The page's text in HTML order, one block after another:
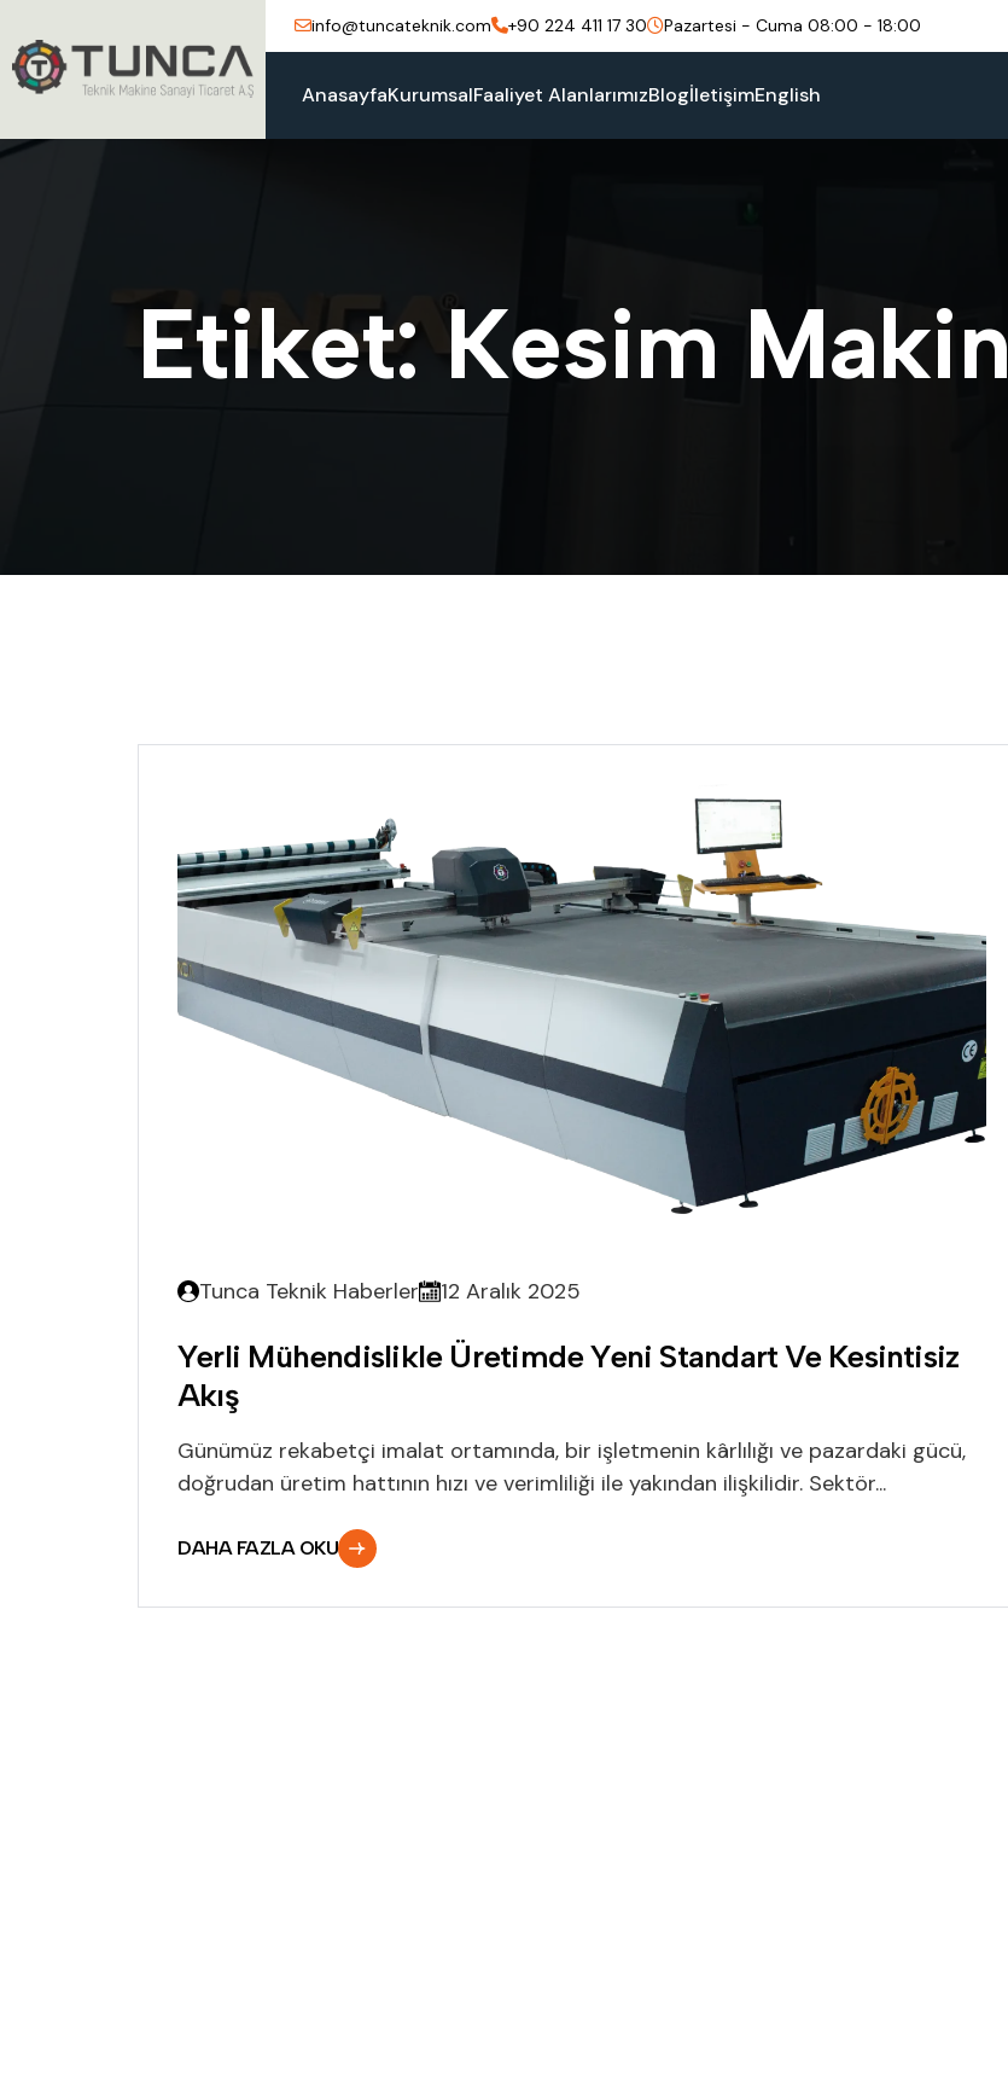
info@tuncateknik.com +90 224 411 17 30 Pazartesi - Cuma 08:00 - 18:00
AnasayfaKurumsalFaaliyet AlanlarımızBlogİletişimEnglish
Etiket: Kesim Makin
Tunca Teknik Haberler 12 Aralık 2025
Yerli Mühendislikle Üretimde Yeni Standart Ve Kesintisiz
Akış
Günümüz rekabetçi imalat ortamında, bir işletmenin kârlılığı ve pazardaki gücü,
doğrudan üretim hattının hızı ve verimliliği ile yakından ilişkilidir. Sektör...
DAHA FAZLA OKU